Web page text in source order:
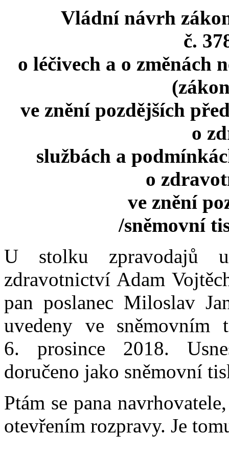
Vládní návrh
č.
o léčivech a o změnách
ve znění pozdějších
o
službách a
o
ve znění
/sněmovní
U stolku zpravodajů
zdravotnictví Adam
pan poslanec Miloslav
uvedeny ve
6. prosince 2018.
doručeno jako sněmovní
Ptám se pana
otevřením rozpravy. Je